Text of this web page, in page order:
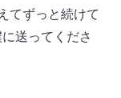
てずっと続けて
送ってくださ